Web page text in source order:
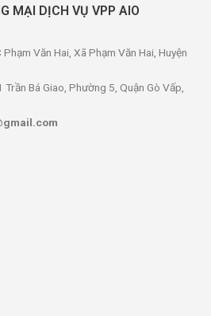
MẠI DỊCH VỤ VPP AIO
Văn Hai, Xã Phạm Văn Hai, Huyện
Bá Giao, Phường 5, Quận Gò Vấp,